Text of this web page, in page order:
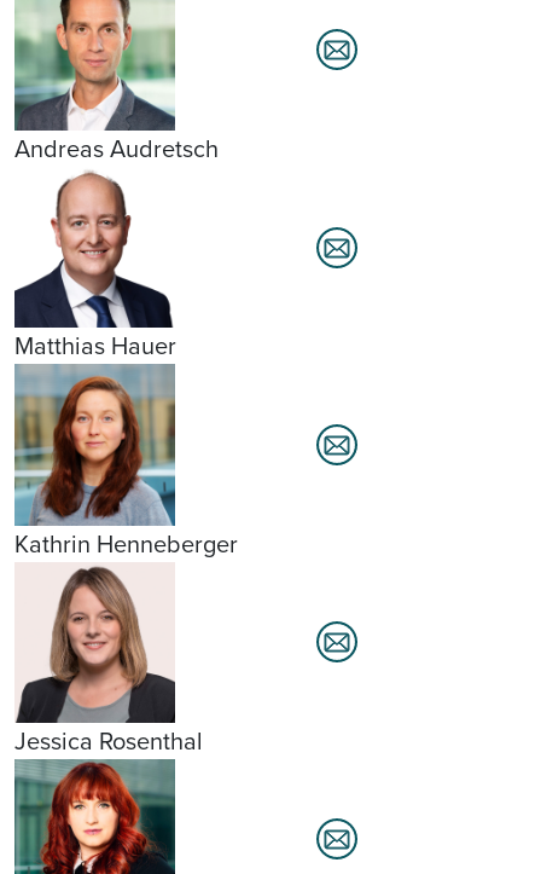
Andreas Audretsch
Matthias Hauer
Kathrin Henneberger
Jessica Rosenthal